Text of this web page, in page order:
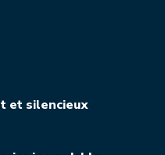
et silencieux